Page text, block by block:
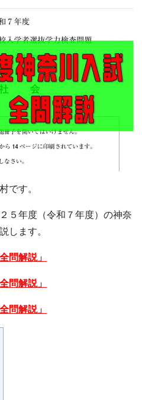
です。
５年度（令和７年度）の神奈
します。
問解説」
問解説」
問解説」